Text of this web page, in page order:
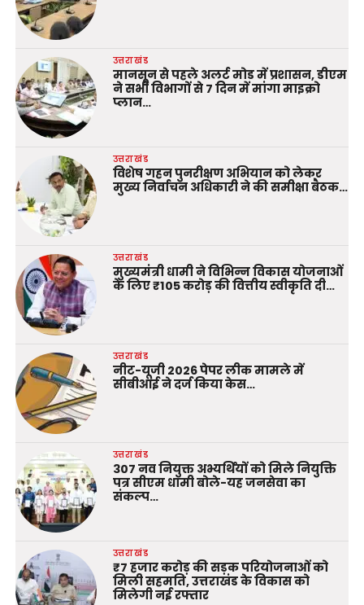
उत्तराखंड
मानसून से पहले अलर्ट मोड में प्रशासन, डीएम
ने सभी विभागों से 7 दिन में मांगा माइक्रो
प्लान…
उत्तराखंड
विशेष गहन पुनरीक्षण अभियान को लेकर
मुख्य निर्वाचन अधिकारी ने की समीक्षा बैठक…
उत्तराखंड
मुख्यमंत्री धामी ने विभिन्न विकास योजनाओं
के लिए ₹105 करोड़ की वित्तीय स्वीकृति दी…
उत्तराखंड
नीट-यूजी 2026 पेपर लीक मामले में
सीबीआई ने दर्ज किया केस…
उत्तराखंड
307 नव नियुक्त अभ्यर्थियों को मिले नियुक्ति
पत्र सीएम धामी बोले-यह जनसेवा का
संकल्प…
उत्तराखंड
₹7 हजार करोड़ की सड़क परियोजनाओं को
मिली सहमति, उत्तराखंड के विकास को
मिलेगी नई रफ्तार